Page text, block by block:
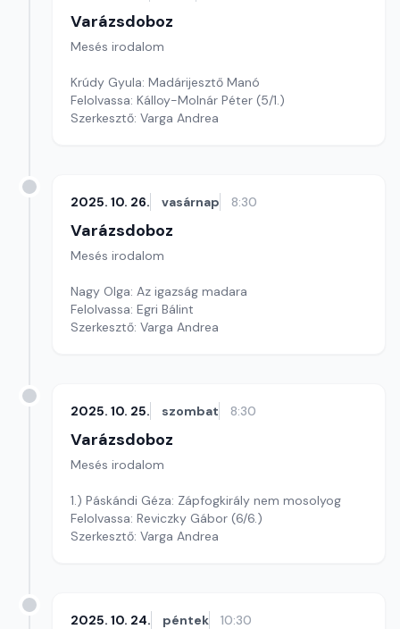
Varázsdoboz
Mesés irodalom
Krúdy Gyula: Madárijesztő Manó
Felolvassa: Kálloy-Molnár Péter (5/1.)
Szerkesztő: Varga Andrea
2025. 10. 26. vasárnap 8:30
Varázsdoboz
Mesés irodalom
Nagy Olga: Az igazság madara
Felolvassa: Egri Bálint
Szerkesztő: Varga Andrea
2025. 10. 25. szombat 8:30
Varázsdoboz
Mesés irodalom
1.) Páskándi Géza: Zápfogkirály nem mosolyog
Felolvassa: Reviczky Gábor (6/6.)
Szerkesztő: Varga Andrea
2025. 10. 24. péntek 10:30